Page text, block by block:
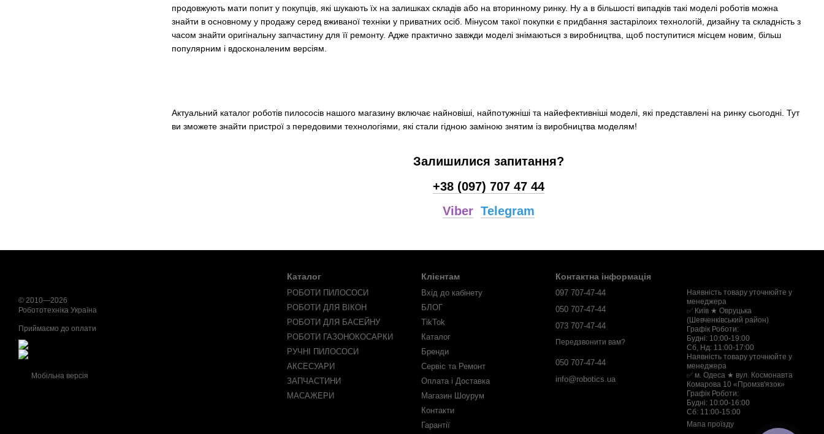
продовжують мати попит у покупців, які шукають їх на залишках складів або на вторинному ринку. Ну а в більшості випадків такі моделі роботів можна
знайти в основному у продажу серед вживаної техніки у приватних осіб. Мінусом такої покупки є придбання застарілоих технологій, дизайну та складність з
часом знайти оригінальну запчастину для її ремонту. Адже практично завжди моделі знімаються з виробництва, щоб поступитися місцем новим, більш
популярним і вдосконаленим версіям.
Актуальний каталог роботів пилососів нашого магазину включає найновіші, найпотужніші та найефективніші моделі, які представлені на ринку сьогодні. Тут
ви зможете знайти пристрої з передовими технологіями, які стали гідною заміною знятим із виробництва моделям!
Залишилися запитання?
+38 (097) 707 47 44
Viber Telegram
© 2010—2026
Робототехніка Україна
Приймаємо до оплати
Мобільна версія
Каталог
РОБОТИ ПИЛОСОСИ
РОБОТИ ДЛЯ ВІКОН
РОБОТИ ДЛЯ БАСЕЙНУ
РОБОТИ ГАЗОНОКОСАРКИ
РУЧНІ ПИЛОСОСИ
АКСЕСУАРИ
ЗАПЧАСТИНИ
МАСАЖЕРИ
Клієнтам
Вхід до кабінету
БЛОГ
TikTok
Каталог
Бренди
Сервіс та Ремонт
Оплата і Доставка
Магазин Шоурум
Контакти
Гарантії
Контактна інформація
097 707-47-44
050 707-47-44
073 707-47-44
Передзвонити вам?
050 707-47-44
info@robotics.ua
Наявність товару уточнюйте у
менеджера
✅ Київ ★ Овруцька
(Шевченківський район)
Графік Роботи:
Будні: 10:00-19:00
Сб, Нд: 11:00-17:00
Наявність товару уточнюйте у
менеджера
✅ м. Одеса ★ вул. Космонавта
Комарова 10 «Промзв'язок»
Графік Роботи:
Будні: 10:00-16:00
Сб: 11:00-15:00
Мапа проїзду